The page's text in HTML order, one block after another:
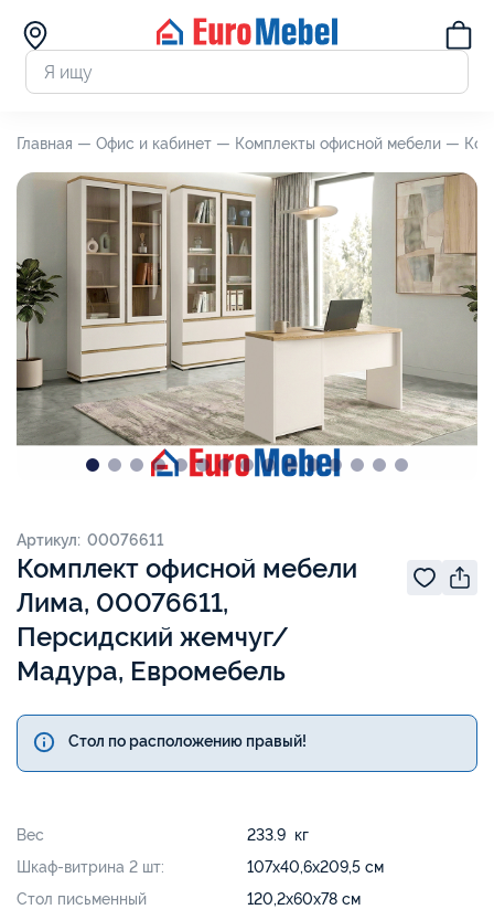
Главная — Офис и кабинет — Комплекты офисной мебели —
Комплект офисной мебели
Лима, 00076611,
Персидский жемчуг/
Мадура, Евромебель
Артикул: 00076611
Стол по расположению правый!
Вес
233.9 кг
Шкаф-витрина 2 шт:
107х40,6х209,5 см
Стол письменный
120,2х60х78 см